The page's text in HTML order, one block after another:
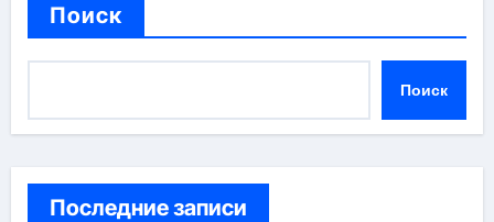
Поиск
Поиск
Последние записи